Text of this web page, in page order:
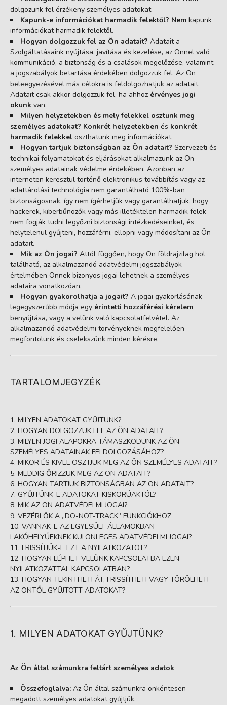
dolgozunk fel érzékeny személyes adatokat.
Kapunk-e információkat harmadik felektől? Nem kapunk
információkat harmadik felektől.
Hogyan dolgozzuk fel az Ön adatait? Adatait a
Szolgáltatásaink nyújtása, javítása és kezelése, az Önnel való
kommunikáció, a biztonság és a csalások megelőzése, valamint
a jogszabályok betartása érdekében dolgozzuk fel. Az Ön
beleegyezésével más célokra is feldolgozhatjuk az adatait.
Adatait csak akkor dolgozzuk fel, ha ahhoz érvényes jogi
okunk van.
Milyen helyzetekben és mely felekkel osztunk meg
személyes adatokat? Konkrét helyzetekben és konkrét
harmadik felekkel oszthatunk meg információkat.
Hogyan tartjuk biztonságban az Ön adatait? Szervezeti és
technikai folyamatokat és eljárásokat alkalmazunk az Ön
személyes adatainak védelme érdekében. Azonban az
interneten keresztül történő elektronikus továbbítás vagy az
adattárolási technológia nem garantálható 100%-ban
biztonságosnak, így nem ígérhetjük vagy garantálhatjuk, hogy
hackerek, kiberbűnözők vagy más illetéktelen harmadik felek
nem fogják tudni legyőzni biztonsági intézkedéseinket, és
helytelenül gyűjteni, hozzáférni, ellopni vagy módosítani az Ön
adatait.
Mik az Ön jogai? Attól függően, hogy Ön földrajzilag hol
található, az alkalmazandó adatvédelmi jogszabályok
értelmében Önnek bizonyos jogai lehetnek a személyes
adataira vonatkozóan.
Hogyan gyakorolhatja a jogait? A jogai gyakorlásának
legegyszerűbb módja egy érintetti hozzáférési kérelem
benyújtása, vagy a velünk való kapcsolatfelvétel. Az
alkalmazandó adatvédelmi törvényeknek megfelelően
megfontolunk és cselekszünk minden kérésre.
TARTALOMJEGYZÉK
MILYEN ADATOKAT GYŰJTÜNK?
HOGYAN DOLGOZZUK FEL AZ ÖN ADATAIT?
MILYEN JOGI ALAPOKRA TÁMASZKODUNK AZ ÖN
SZEMÉLYES ADATAINAK FELDOLGOZÁSÁHOZ?
MIKOR ÉS KIVEL OSZTJUK MEG AZ ÖN SZEMÉLYES ADATAIT?
MEDDIG ŐRIZZÜK MEG AZ ÖN ADATAIT?
HOGYAN TARTJUK BIZTONSÁGBAN AZ ÖN ADATAIT?
GYŰJTÜNK-E ADATOKAT KISKORÚAKTÓL?
MIK AZ ÖN ADATVÉDELMI JOGAI?
VEZÉRLŐK A „DO-NOT-TRACK” FUNKCIÓKHOZ
VANNAK-E AZ EGYESÜLT ÁLLAMOKBAN
LAKÓHELYŰEKNEK KÜLÖNLEGES ADATVÉDELMI JOGAI?
FRISSÍTJÜK-E EZT A NYILATKOZATOT?
HOGYAN LÉPHET VELÜNK KAPCSOLATBA EZEN
NYILATKOZATTAL KAPCSOLATBAN?
HOGYAN TEKINTHETI ÁT, FRISSÍTHETI VAGY TÖRÖLHETI
AZ ÖNTŐL GYŰJTÖTT ADATOKAT?
1. MILYEN ADATOKAT GYŰJTÜNK?
Az Ön által számunkra feltárt személyes adatok
Összefoglalva: Az Ön által számunkra önkéntesen
megadott személyes adatokat gyűjtjük.